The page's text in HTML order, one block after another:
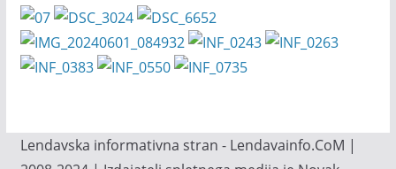
Lendavska informativna stran - Lendavainfo.CoM |